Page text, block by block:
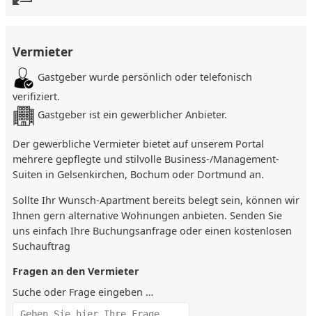
Einbauküche mit Kühl-/Gefrierkombination, Herd mit Ceran-
Bad mit Waschmaschine und Trockner
Bügelbrett, Bügeleisen, Safe
Flat-Kabel-TV, YouTube Channel, DVD-Player
Lage
Theater, Ruhrstadion, Deutsches Bergbau-Museum
Im Zentrum von Bochum mit hervorragender Infrastruktur
Tiefgaragenstellplatz vorhanden
In der Nähe der Einkaufsmeilen Bongardboulevard und
Kortumstraße
Internationale Restaurants und das Bermuda3Eck für
Abendeessen und Ausgehen
Starlight Express, RuhrCongress Bochum
Kultur- und Freizeitangebote im Westpark und
Vermieter
Gastgeber wurde persönlich oder telefonisch
verifiziert.
Gastgeber ist ein gewerblicher Anbieter.
Der gewerbliche Vermieter bietet auf unserem Portal
mehrere gepflegte und stilvolle Business-/Management-
Suiten in Gelsenkirchen, Bochum oder Dortmund an.
Sollte Ihr Wunsch-Apartment bereits belegt sein, können wir
Ihnen gern alternative Wohnungen anbieten. Senden Sie
uns einfach Ihre Buchungsanfrage oder einen kostenlosen
Suchauftrag
Fragen an den Vermieter
Suche oder Frage eingeben …